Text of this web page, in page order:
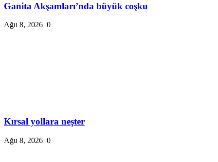
Ganita Akşamları’nda büyük coşku
Ağu 8, 2026 0
Kırsal yollara neşter
Ağu 8, 2026 0